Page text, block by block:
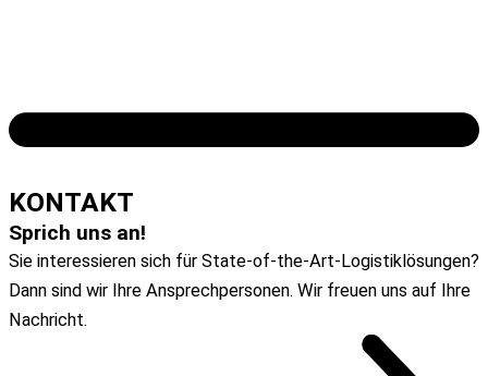
KONTAKT
Sprich uns an!
Sie interessieren sich für State-of-the-Art-Logistiklösungen?
Dann sind wir Ihre Ansprechpersonen. Wir freuen uns auf Ihre
Nachricht.